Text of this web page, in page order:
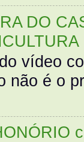
DO
vídeo
não é o